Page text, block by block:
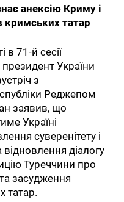
анексію Криму і
татар
в 71-й сесії
України
з
Реджепом
заявив, що
Україні
суверенітету і
відновлення діалогу
Туреччини про
засудження
татар.